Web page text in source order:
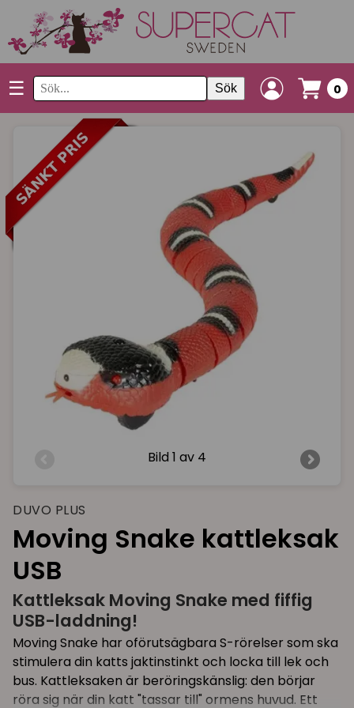
☰ Sök 0
Bild 1 av 4
DUVO PLUS
Moving Snake kattleksak
USB
Kattleksak Moving Snake med fiffig
USB-laddning!
Moving Snake har oförutsägbara S-rörelser som ska
stimulera din katts jaktinstinkt och locka till lek och
bus. Kattleksaken är beröringskänslig: den börjar
röra sig när din katt "tassar till" ormens huvud. Ett